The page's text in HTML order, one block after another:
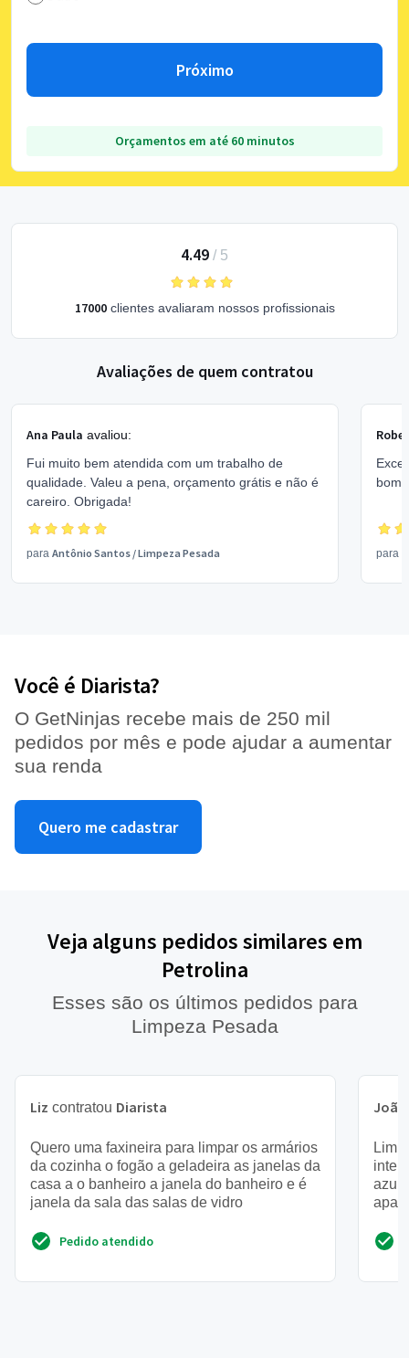
Próximo
Orçamentos em até 60 minutos
4.49 / 5
17000clientes avaliaram nossos profissionais
Avaliações de quem contratou
Ana Paula avaliou:
Fui muito bem atendida com um trabalho de
qualidade. Valeu a pena, orçamento grátis e não é
careiro. Obrigada!
para Antônio Santos /Limpeza Pesada
bom
para
Você é Diarista?
O GetNinjas recebe mais de 250 mil
pedidos por mês e pode ajudar a aumentar
sua renda
Quero me cadastrar
Veja alguns pedidos similares em
Petrolina
Esses são os últimos pedidos para
Limpeza Pesada
Liz contratou Diarista
Quero uma faxineira para limpar os armários
da cozinha o fogão a geladeira as janelas da
casa a o banheiro a janela do banheiro e é
janela da sala das salas de vidro
Pedido atendido